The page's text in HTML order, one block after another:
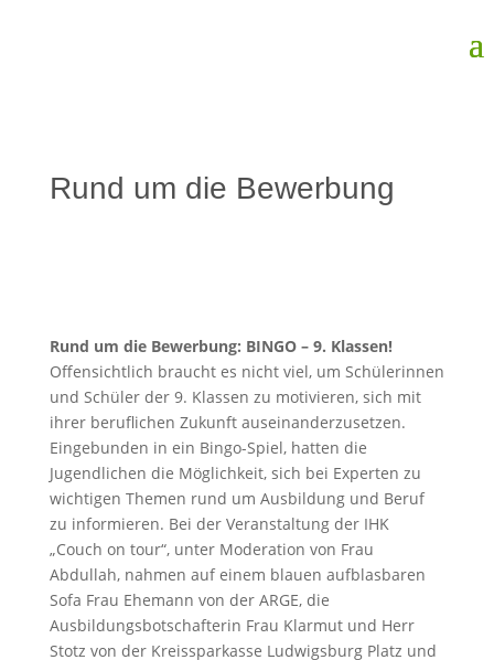
Rund um die Bewerbung
Rund um die Bewerbung: BINGO – 9. Klassen!
Offensichtlich braucht es nicht viel, um Schülerinnen
und Schüler der 9. Klassen zu motivieren, sich mit
ihrer beruflichen Zukunft auseinanderzusetzen.
Eingebunden in ein Bingo-Spiel, hatten die
Jugendlichen die Möglichkeit, sich bei Experten zu
wichtigen Themen rund um Ausbildung und Beruf
zu informieren. Bei der Veranstaltung der IHK
„Couch on tour“, unter Moderation von Frau
Abdullah, nahmen auf einem blauen aufblasbaren
Sofa Frau Ehemann von der ARGE, die
Ausbildungsbotschafterin Frau Klarmut und Herr
Stotz von der Kreissparkasse Ludwigsburg Platz und